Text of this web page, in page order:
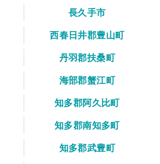
長久手市
西春日井郡豊山町
丹羽郡扶桑町
海部郡蟹江町
知多郡阿久比町
知多郡南知多町
知多郡武豊町